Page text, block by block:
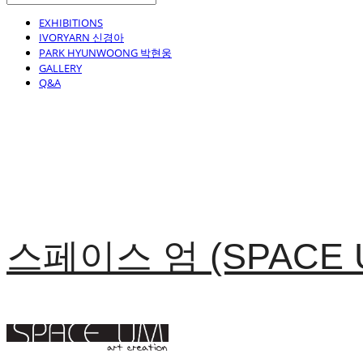
EXHIBITIONS
IVORYARN 신경아
PARK HYUNWOONG 박현웅
GALLERY
Q&A
스페이스 엄 (SPACE